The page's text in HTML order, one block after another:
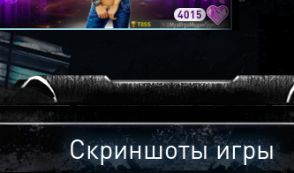
4015
Скриншоты игры